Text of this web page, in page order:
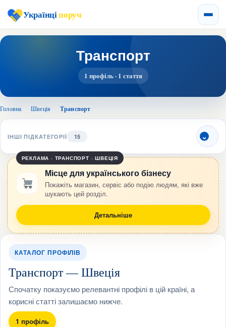
Українціпоруч
Транспорт
1 профіль · 1 стаття
Головна Швеція Транспорт
ІНШІ ПІДКАТЕГОРІЇ 15
РЕКЛАМА · ТРАНСПОРТ · ШВЕЦІЯ
Місце для українського бізнесу
Покажіть магазин, сервіс або подію людям, які вже
шукають цей розділ.
Детальніше
КАТАЛОГ ПРОФІЛІВ
Транспорт — Швеція
Спочатку показуємо релевантні профілі в цій країні, а
корисні статті залишаємо нижче.
1 профіль